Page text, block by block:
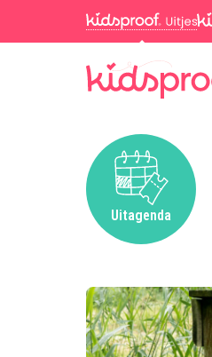
Uitagenda
Ga naar